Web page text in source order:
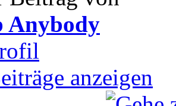
Anybody
anzeigen